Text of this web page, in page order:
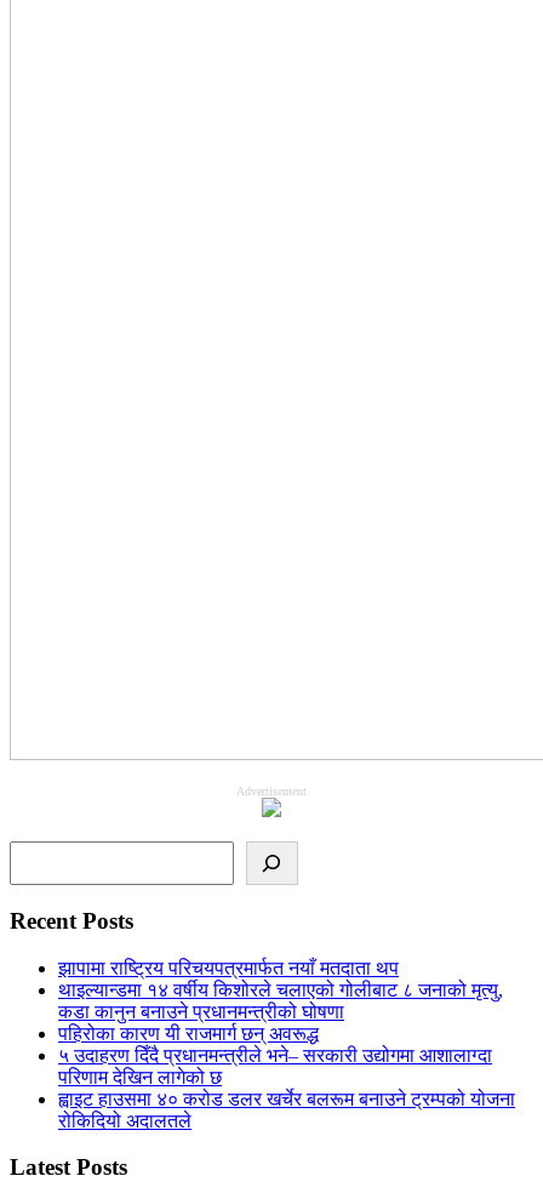
Advertisement
Recent Posts
झापामा राष्ट्रिय परिचयपत्रमार्फत नयाँ मतदाता थप
थाइल्यान्डमा १४ वर्षीय किशोरले चलाएको गोलीबाट ८ जनाको मृत्यु,
कडा कानुन बनाउने प्रधानमन्त्रीको घोषणा
पहिरोका कारण यी राजमार्ग छन् अवरूद्ध
५ उदाहरण दिँदै प्रधानमन्त्रीले भने– सरकारी उद्योगमा आशालाग्दा
परिणाम देखिन लागेको छ
ह्वाइट हाउसमा ४० करोड डलर खर्चेर बलरूम बनाउने ट्रम्पको योजना
रोकिदियो अदालतले
Latest Posts